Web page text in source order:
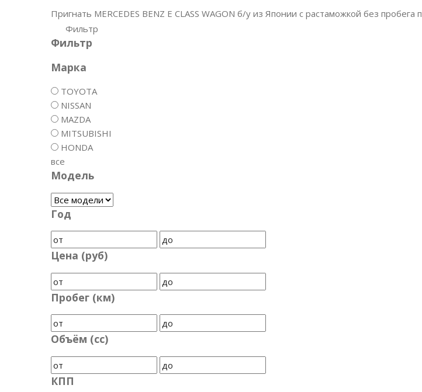
Пригнать MERCEDES BENZ E CLASS WAGON б/у из Японии с растаможкой без
Фильтр
Фильтр
Марка
TOYOTA
NISSAN
MAZDA
MITSUBISHI
HONDA
все
Модель
Год
Цена (руб)
Пробег (км)
Объём (cc)
КПП